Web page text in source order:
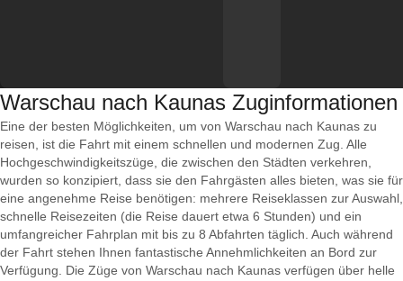
Warschau nach Kaunas Zuginformationen
Eine der besten Möglichkeiten, um von Warschau nach Kaunas zu
reisen, ist die Fahrt mit einem schnellen und modernen Zug. Alle
Hochgeschwindigkeitszüge, die zwischen den Städten verkehren,
wurden so konzipiert, dass sie den Fahrgästen alles bieten, was sie für
eine angenehme Reise benötigen: mehrere Reiseklassen zur Auswahl,
schnelle Reisezeiten (die Reise dauert etwa 6 Stunden) und ein
umfangreicher Fahrplan mit bis zu 8 Abfahrten täglich. Auch während
der Fahrt stehen Ihnen fantastische Annehmlichkeiten an Bord zur
Verfügung. Die Züge von Warschau nach Kaunas verfügen über helle